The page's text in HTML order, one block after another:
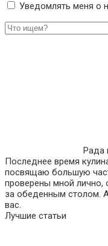
Уведомлять меня о
Рада
Последнее время
посвящаю большую
проверены мной
за обеденным столом.
вас.
Лучшие статьи